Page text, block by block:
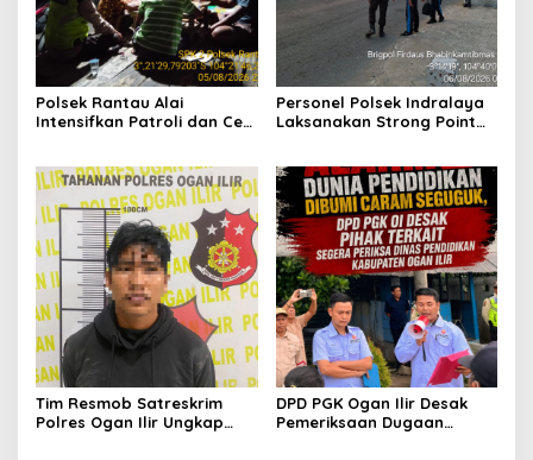
Polsek Rantau Alai
Intensifkan Patroli dan Cek
Personel Polsek Indralaya
Laksanakan Strong Point
Masuk Sekolah
Tim Resmob Satreskrim
Polres Ogan Ilir Ungkap
DPD PGK Ogan Ilir Desak
Pemeriksaan Dugaan